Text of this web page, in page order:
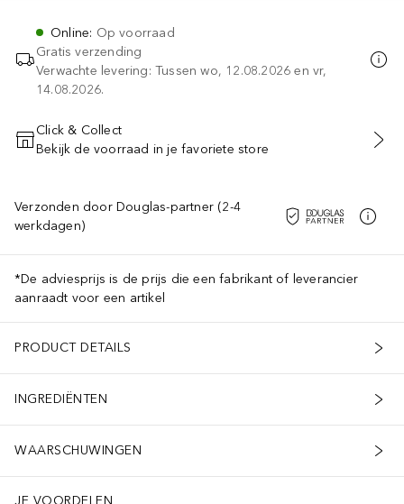
Online: Op voorraad
Gratis verzending
Verwachte levering: Tussen wo, 12.08.2026 en vr,
14.08.2026.
VOEG TOE AAN WINKELMANDJE
Click & Collect
Bekijk de voorraad in je favoriete store
Verzonden door Douglas-partner (2-4
werkdagen)
*De adviesprijs is de prijs die een fabrikant of leverancier
aanraadt voor een artikel
PRODUCT DETAILS
INGREDIËNTEN
WAARSCHUWINGEN
JE VOORDELEN